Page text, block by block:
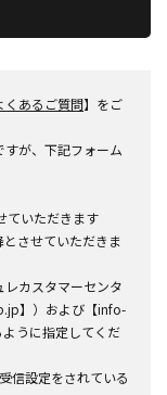
くあるご質問】をご
が、下記フォーム
ていただきます
させていただきま
カスタマーセンタ
】）および【info-
うに指定してくだ
信設定をされている